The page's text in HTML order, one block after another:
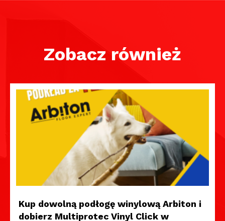
Zobacz również
Kup dowolną podłogę winylową Arbiton i
dobierz Multiprotec Vinyl Click w